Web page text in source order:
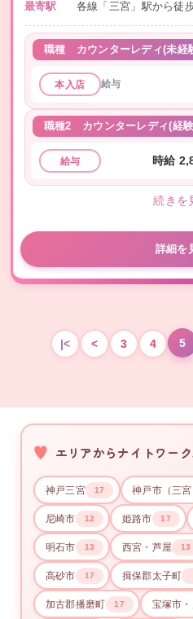
最寄駅
各線「三宮」駅から徒
職種 カウンターレディ(未経
本入店 給与
職種2 カウンターレディ(経
給与 時給
続きを
詳細を
|< < 3 4 5
エリアからナイトワー
神戸三宮 17 神戸市（三宮
尼崎市 12 姫路市 17
明石市 13 西宮・芦屋 13
高砂市 17 揖保郡太子町
加古郡播磨町 17 宝塚市